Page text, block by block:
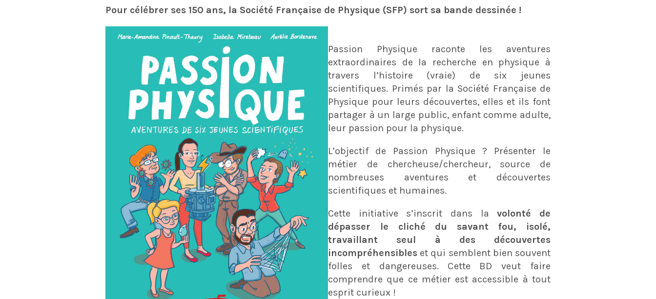
Pour célébrer ses 150 ans, la Société Française de Physique (SFP) sort sa bande dessinée !
Passion Physique raconte les aventures
extraordinaires de la recherche en physique à
travers l’histoire (vraie) de six jeunes
scientifiques. Primés par la Société Française de
Physique pour leurs découvertes, elles et ils font
partager à un large public, enfant comme adulte,
leur passion pour la physique.
L’objectif de Passion Physique ? Présenter le
métier de chercheuse/chercheur, source de
nombreuses aventures et découvertes
scientifiques et humaines.
Cette initiative s’inscrit dans lavolonté de
dépasser le cliché du savant fou, isolé,
travaillant seul à des découvertes
incompréhensibles et qui semblent bien souvent
folles et dangereuses. Cette BD veut faire
comprendre que ce métier est accessible à tout
esprit curieux !